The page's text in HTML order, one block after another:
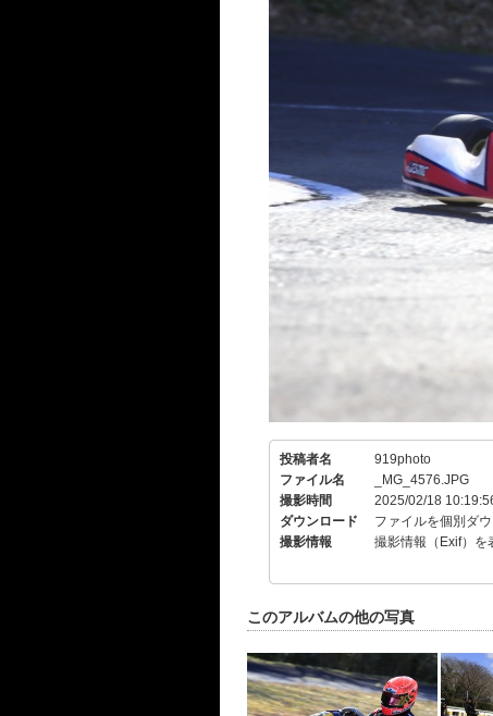
投稿者名
919photo
ファイル名
_MG_4576.JPG
撮影時間
2025/02/18
ダウンロード
ファイルを個別ダ
撮影情報
撮影情報（Exif）を
このアルバムの他の写真